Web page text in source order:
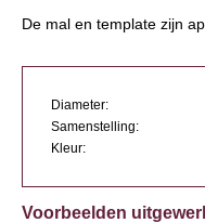
De mal en template zijn
Diameter:
Samenstelling:
Kleur:
Voorbeelden